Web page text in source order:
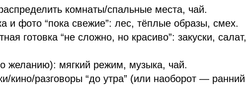
комнаты/спальные места, чай.
и фото “пока свежие”: лес, тёплые образы, смех.
готовка “не сложно, но красиво”: закуски, салат,
желанию): мягкий режим, музыка, чай.
кино/разговоры “до утра” (или наоборот — ранний